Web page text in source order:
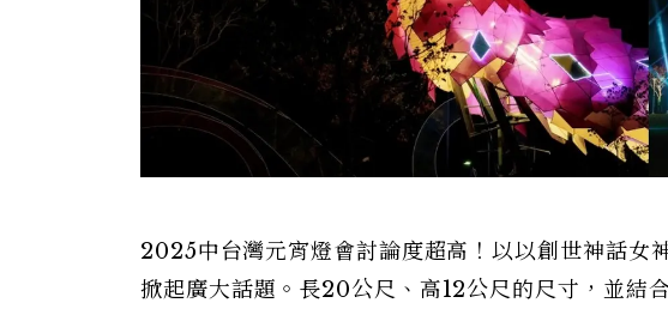
2025中台灣元宵燈會討論度超高！以以創世神話女
掀起廣大話題。長20公尺、高12公尺的尺寸，並結